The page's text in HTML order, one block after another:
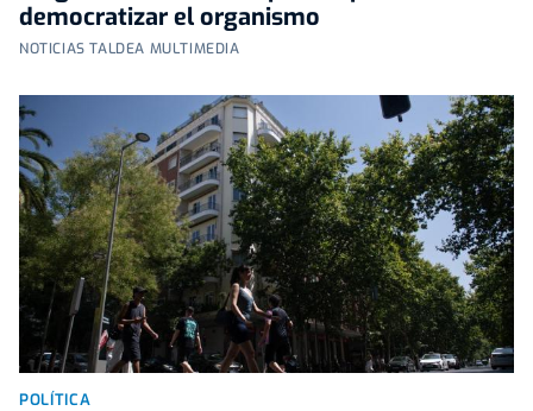
democratizar el organismo
NOTICIAS TALDEA MULTIMEDIA
POLÍTICA